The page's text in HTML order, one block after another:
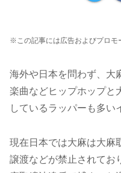
※この記事には広告およびプロモ
海外や日本を問わず、大
楽曲などヒップホップと
しているラッパーも多い
現在日本では大麻は大麻
譲渡などが禁止されてお